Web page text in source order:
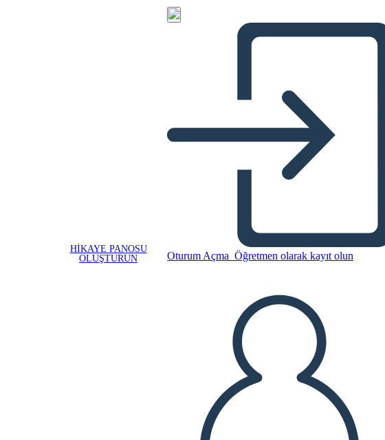
HIKAYE PANOSU
OLUŞTURUN
Oturum Açma Öğretmen olarak kayıt olun